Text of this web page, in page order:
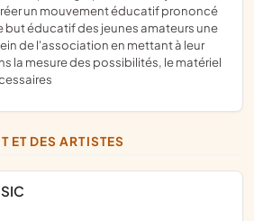
un mouvement éducatif prononcé
but éducatif des jeunes amateurs une
de l'association en mettant à leur
la mesure des possibilités, le matériel
ET DES ARTISTES